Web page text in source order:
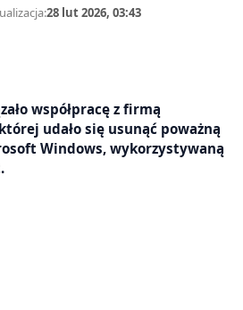
28 lut 2026, 03:43
współpracę z firmą
udało się usunąć poważną
Windows, wykorzystywaną